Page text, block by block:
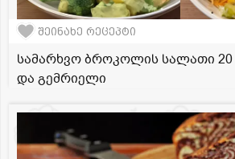
შეინახე რეცეპტი
სამარხვო ბროკოლის სალათი 20
და გემრიელი